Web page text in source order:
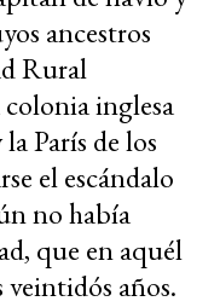
ancestros
Rural
inglesa
París de los
el escándalo
no había
que en aquél
veintidós años.